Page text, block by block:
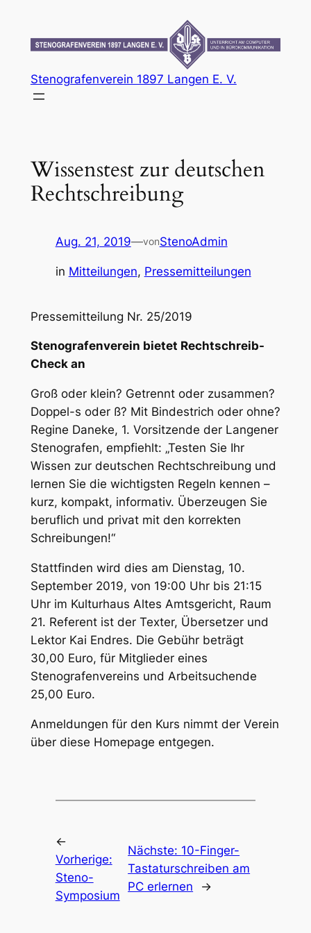
springen
Stenografenverein 1897 Langen E. V.
Wissenstest zur deutschen
Rechtschreibung
Aug. 21, 2019—vonStenoAdmin
in Mitteilungen, Pressemitteilungen
Pressemitteilung Nr. 25/2019
Stenografenverein bietet Rechtschreib-
Check an
Groß oder klein? Getrennt oder zusammen?
Doppel-s oder ß? Mit Bindestrich oder ohne?
Regine Daneke, 1. Vorsitzende der Langener
Stenografen, empfiehlt: „Testen Sie Ihr
Wissen zur deutschen Rechtschreibung und
lernen Sie die wichtigsten Regeln kennen –
kurz, kompakt, informativ. Überzeugen Sie
beruflich und privat mit den korrekten
Schreibungen!“
Stattfinden wird dies am Dienstag, 10.
September 2019, von 19:00 Uhr bis 21:15
Uhr im Kulturhaus Altes Amtsgericht, Raum
21. Referent ist der Texter, Übersetzer und
Lektor Kai Endres. Die Gebühr beträgt
30,00 Euro, für Mitglieder eines
Stenografenvereins und Arbeitsuchende
25,00 Euro.
Anmeldungen für den Kurs nimmt der Verein
über diese Homepage entgegen.
←
Vorherige:
Steno-
Symposium
Nächste: 10-Finger-
Tastaturschreiben am
PC erlernen
→